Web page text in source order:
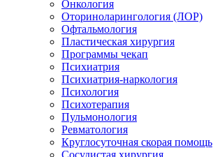
Онкология
Оториноларингология (ЛОР)
Офтальмология
Пластическая хирургия
Программы чекап
Психиатрия
Психиатрия-наркология
Психология
Психотерапия
Пульмонология
Ревматология
Круглосуточная скорая помощь